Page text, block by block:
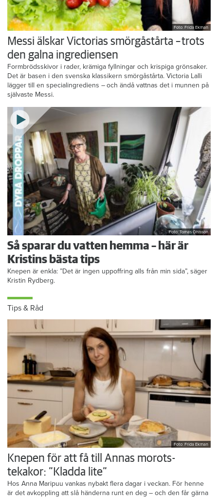
Foto: Frida Ekman
Messi älskar Victorias smörgåstårta – trots
den galna ingrediensen
Formbrödsskivor i rader, krämiga fyllningar och krispiga grönsaker.
Det är basen i den svenska klassikern smörgåstårta. Victoria Lalli
lägger till en specialingrediens – och ändå vattnas det i munnen på
självaste Messi.
Foto: Tomas Ohlsson
Så sparar du vatten hemma – här är
Kristins bästa tips
Knepen är enkla: ”Det är ingen uppoffring alls från min sida”, säger
Kristin Rydberg.
Tips & Råd
Foto: Frida Ekman
Knepen för att få till Annas morots-
tekakor: ”Kladda lite”
Hos Anna Maripuu vankas nybakt flera dagar i veckan. För henne
är det avkoppling att slå händerna runt en deg – och den får gärna